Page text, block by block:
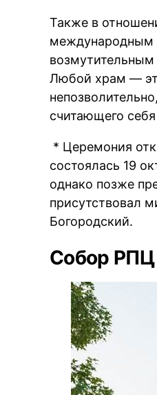
Также в
международным
Любой храм —
считающего
* Церемония
состоялась 19
однако позже
присутствовал
Богородский.
Собор